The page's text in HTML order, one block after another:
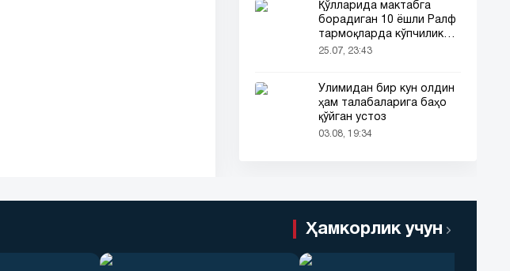
Қўлларида мактабга
борадиган 10 ёшли Ралф
тармоқларда кўпчиликни
таъсирлантирди
25.07, 23:43
Ўлимидан бир кун олдин
ҳам талабаларига баҳо
қўйган устоз
03.08, 19:34
Ҳамкорлик учун